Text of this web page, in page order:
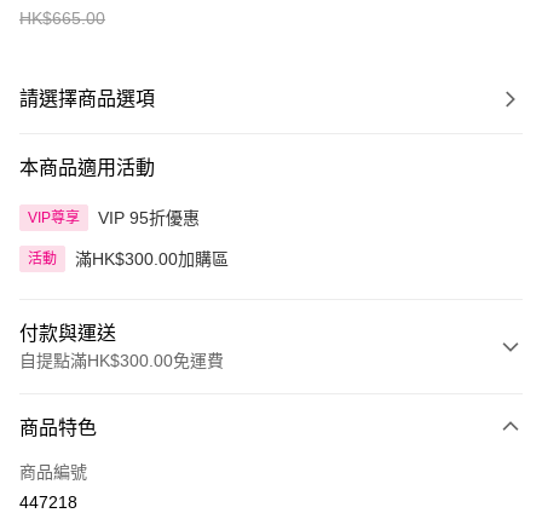
HK$665.00
請選擇商品選項
本商品適用活動
VIP尊享 VIP 95折優惠
活動 滿HK$300.00加購區
付款與運送
自提點滿HK$300.00免運費
信用卡
Apple Pay
商品特色
商品編號
447218